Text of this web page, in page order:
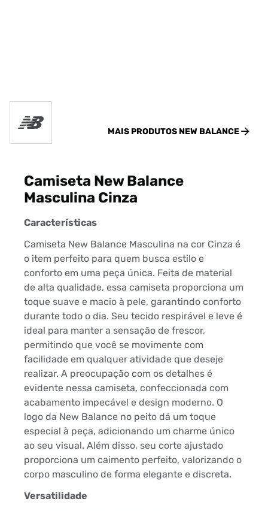
MAIS PRODUTOS NEW BALANCE
Camiseta New Balance
Masculina Cinza
Características
Camiseta New Balance Masculina na cor Cinza é
o item perfeito para quem busca estilo e
conforto em uma peça única. Feita de material
de alta qualidade, essa camiseta proporciona um
toque suave e macio à pele, garantindo conforto
durante todo o dia. Seu tecido respirável e leve é
ideal para manter a sensação de frescor,
permitindo que você se movimente com
facilidade em qualquer atividade que deseje
realizar. A preocupação com os detalhes é
evidente nessa camiseta, confeccionada com
acabamento impecável e design moderno. O
logo da New Balance no peito dá um toque
especial à peça, adicionando um charme único
ao seu visual. Além disso, seu corte ajustado
proporciona um caimento perfeito, valorizando o
corpo masculino de forma elegante e discreta.
Versatilidade